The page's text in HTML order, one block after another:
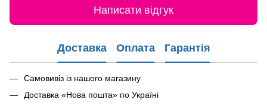
Написати відгук
Доставка Оплата Гарантія
Самовивіз із нашого магазину
Доставка «Нова пошта» по Україні